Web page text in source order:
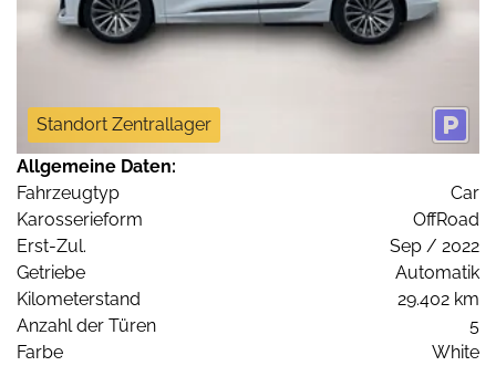
Standort Zentrallager
Allgemeine Daten:
Fahrzeugtyp
Car
Karosserieform
OffRoad
Erst-Zul.
Sep / 2022
Getriebe
Automatik
Kilometerstand
29.402 km
Anzahl der Türen
5
Farbe
White